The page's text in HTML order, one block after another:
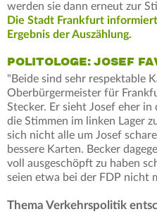
werden sie dann erneut zur
Die Stadt Frankfurt
Ergebnis der Auszählung.
POLITOLOGE: JOSEF
"Beide sind sehr respektable
Oberbürgermeister für
Stecker. Er sieht Josef eher
die Stimmen im linken Lager
sich nicht alle um Josef
bessere Karten. Becker
voll ausgeschöpft zu haben
seien etwa bei der FDP nicht
Thema Verkehrspolitik